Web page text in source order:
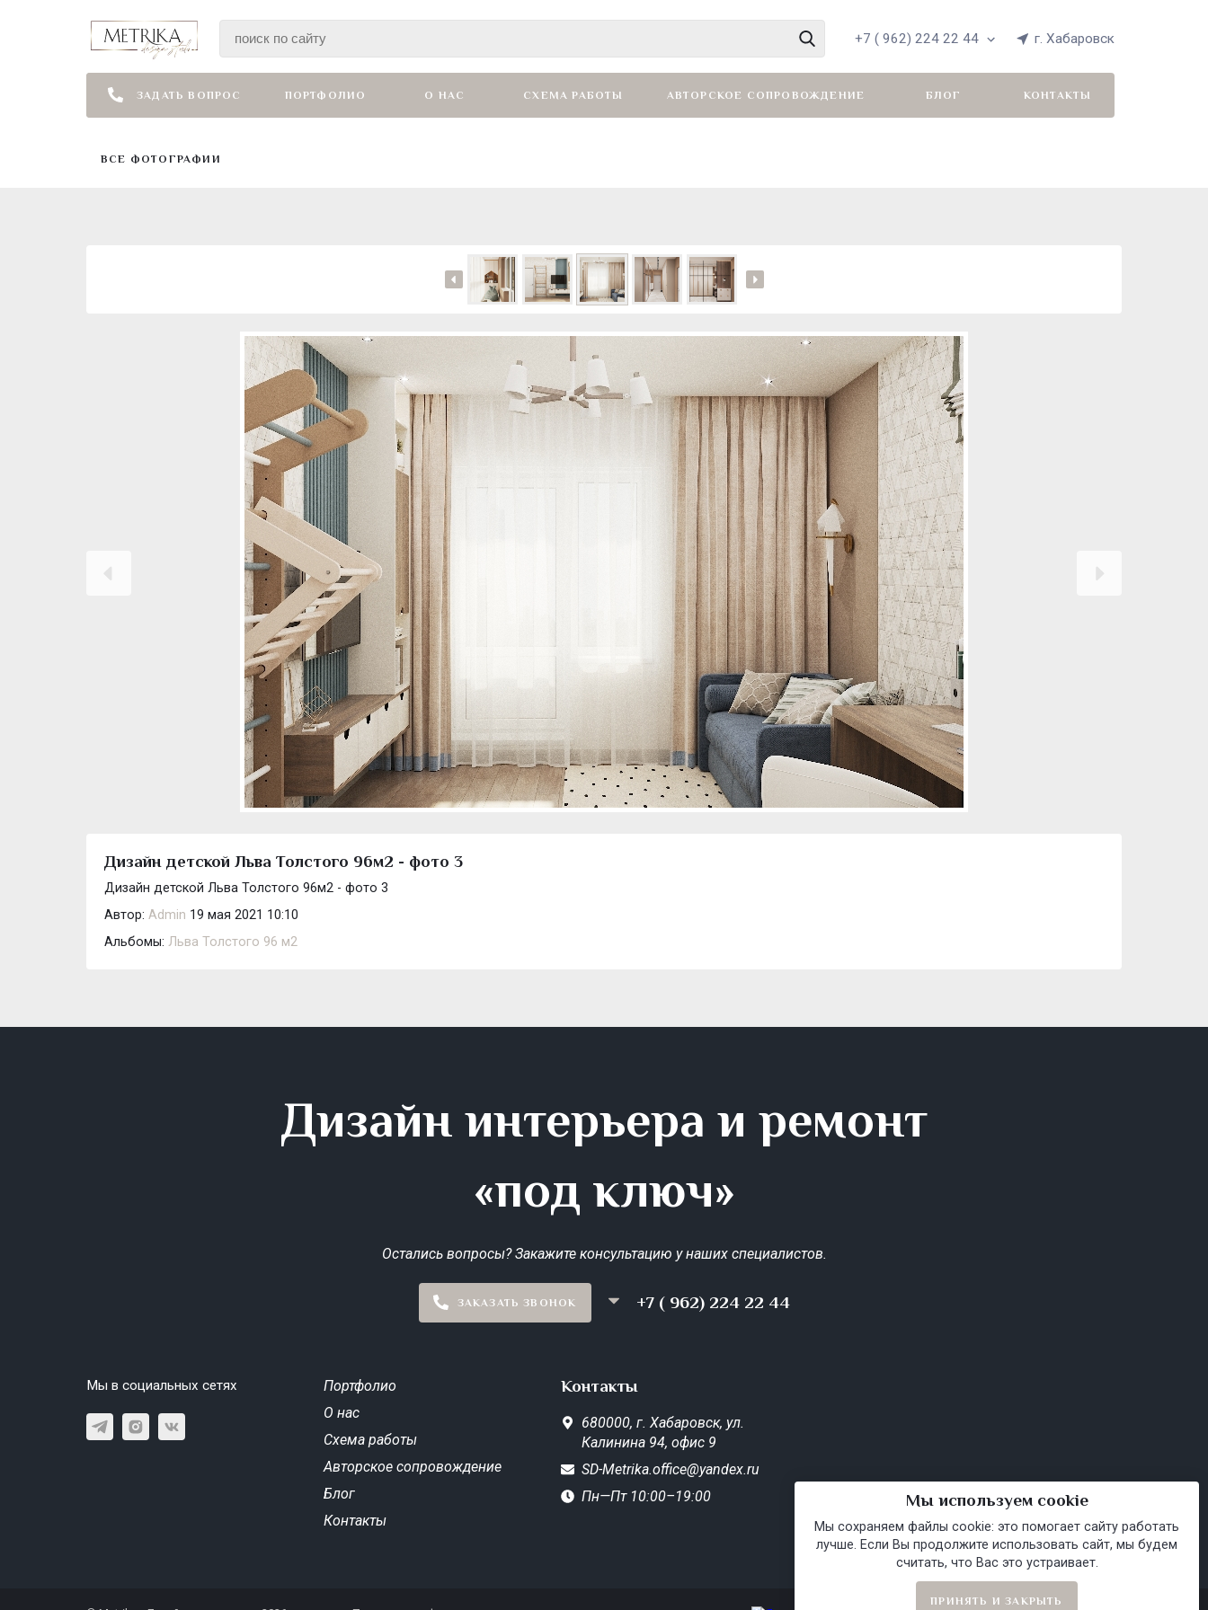
+7 ( 962) 224 22 44 г. Хабаровск
ЗАДАТЬ ВОПРОС ПОРТФОЛИО О НАС СХЕМА РАБОТЫ АВТОРСКОЕ СОПРОВОЖДЕНИЕ БЛОГ КОНТАКТЫ
ВСЕ ФОТОГРАФИИ
Дизайн детской Льва Толстого 96м2 - фото 3
Дизайн детской Льва Толстого 96м2 - фото 3
Автор: Admin 19 мая 2021 10:10
Альбомы: Льва Толстого 96 м2
Дизайн интерьера и ремонт
«под ключ»
Остались вопросы? Закажите консультацию у наших специалистов.
ЗАКАЗАТЬ ЗВОНОК +7 ( 962) 224 22 44
Мы в социальных сетях
Портфолио
О нас
Схема работы
Авторское сопровождение
Блог
Контакты
Контакты
680000, г. Хабаровск, ул.
Калинина 94, офис 9
SD-Metrika.office@yandex.ru
Пн—Пт 10:00–19:00
Мы используем cookie
Мы сохраняем файлы cookie: это помогает сайту работать
лучше. Если Вы продолжите использовать сайт, мы будем
считать, что Вас это устраивает.
ПРИНЯТЬ И ЗАКРЫТЬ